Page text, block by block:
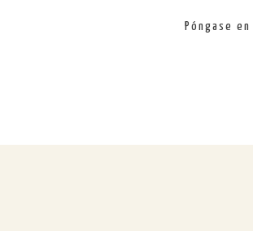
Póngase